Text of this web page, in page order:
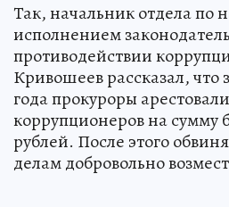
Так, начальник отдела по
исполнением
противодействии
Кривошеев рассказал, что
года прокуроры
коррупционеров на сумму
рублей. После этого
делам добровольно